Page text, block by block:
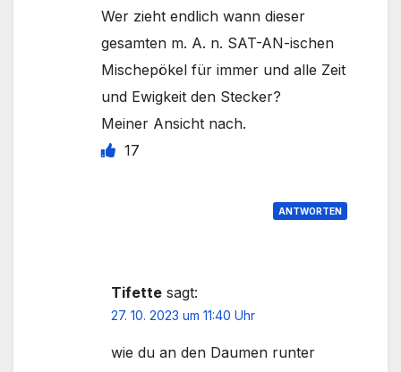
Wer zieht endlich wann dieser
gesamten m. A. n. SAT-AN-ischen
Mischepökel für immer und alle Zeit
und Ewigkeit den Stecker?
Meiner Ansicht nach.
17
ANTWORTEN
Tifette sagt:
27. 10. 2023 um 11:40 Uhr
wie du an den Daumen runter